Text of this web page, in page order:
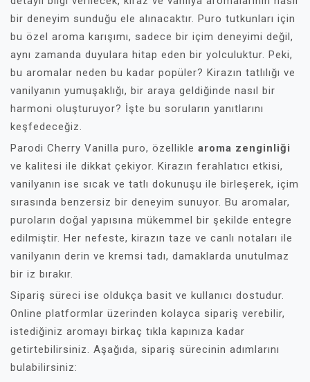
bir deneyim sunduğu ele alınacaktır. Puro tutkunları için
bu özel aroma karışımı, sadece bir içim deneyimi değil,
aynı zamanda duyulara hitap eden bir yolculuktur. Peki,
bu aromalar neden bu kadar popüler? Kirazın tatlılığı ve
vanilyanın yumuşaklığı, bir araya geldiğinde nasıl bir
harmoni oluşturuyor? İşte bu soruların yanıtlarını
keşfedeceğiz.
Parodi Cherry Vanilla puro, özellikle aroma zenginliği
ve kalitesi ile dikkat çekiyor. Kirazın ferahlatıcı etkisi,
vanilyanın ise sıcak ve tatlı dokunuşu ile birleşerek, içim
sırasında benzersiz bir deneyim sunuyor. Bu aromalar,
puroların doğal yapısına mükemmel bir şekilde entegre
edilmiştir. Her nefeste, kirazın taze ve canlı notaları ile
vanilyanın derin ve kremsi tadı, damaklarda unutulmaz
bir iz bırakır.
Sipariş süreci ise oldukça basit ve kullanıcı dostudur.
Online platformlar üzerinden kolayca sipariş verebilir,
istediğiniz aromayı birkaç tıkla kapınıza kadar
getirtebilirsiniz. Aşağıda, sipariş sürecinin adımlarını
bulabilirsiniz: